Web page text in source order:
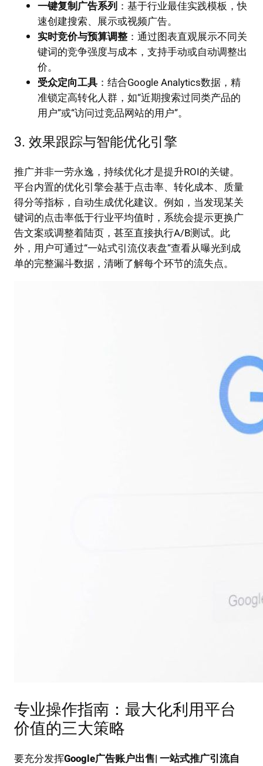
一键复制广告系列 ：基于行业最佳实践模板，快
速创建搜索、展示或视频广告。
实时竞价与预算调整 ：通过图表直观展示不同关
键词的竞争强度与成本，支持手动或自动调整出
价。
受众定向工具 ：结合Google Analytics数据，精
准锁定高转化人群，如“近期搜索过同类产品的
用户”或“访问过竞品网站的用户”。
3. 效果跟踪与智能优化引擎
推广并非一劳永逸，持续优化才是提升ROI的关键。
平台内置的优化引擎会基于点击率、转化成本、质量
得分等指标，自动生成优化建议。例如，当发现某关
键词的点击率低于行业平均值时，系统会提示更换广
告文案或调整着陆页，甚至直接执行A/B测试。此
外，用户可通过“一站式引流仪表盘”查看从曝光到成
单的完整漏斗数据，清晰了解每个环节的流失点。
专业操作指南：最大化利用平台
价值的三大策略
要充分发挥Google广告账户出售| 一站式推广引流自